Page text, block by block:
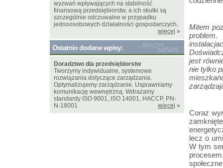
Mitem
problem.
jest
nie tylko
Coraz
lecz o
W tym
wyzwań wpływających na stabilność
finansową przedsiębiorstw, a ich skutki są
szczególnie odczuwalne w przypadku
jednoosobowych działalności gospodarczych.
więcej »
Ostatnio dodane wpisy:
Doradztwo dla przedsiębiorstw
Tworzymy indywidualne, systemowe
rozwiązania dotyczące zarządzania.
Optymalizujemy zarządzanie. Usprawniamy
komunikację wewnętrzną. Wdrażamy
standardy ISO 9001, ISO 14001, HACCP, PN-
N-18001
więcej »